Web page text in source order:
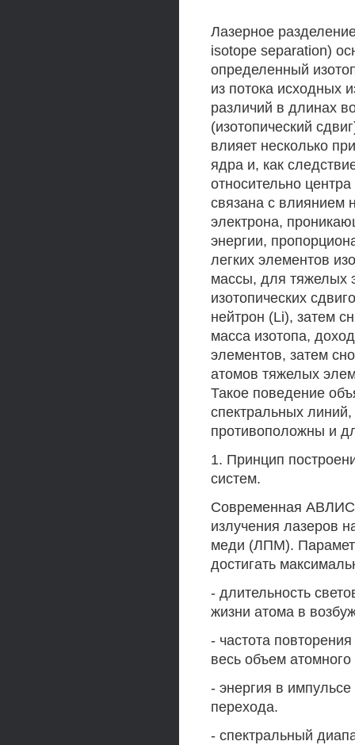
Лазерное
isotope separation)
определенный
из потока исходных
различий в длинах
(изотопический
влияет несколько
ядра и, как
относительно
связана с влиянием
электрона,
энергии,
легких элементов
массы, для тяжелых
изотопических
нейтрон (Li), затем
масса изотопа,
элементов, затем
атомов тяжелых
Такое поведение
спектральных
противоположны и
1. Принцип
систем.
Современная АВЛИС-
излучения лазеров
меди (ЛПМ).
достигать
- длительность
жизни атома в
- частота
весь объем
- энергия в
перехода.
- спектральный